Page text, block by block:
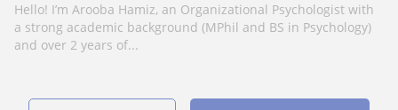
Hello! I’m Arooba Hamiz, an Organizational Psychologist with
a strong academic background (MPhil and BS in Psychology)
and over 2 years of...